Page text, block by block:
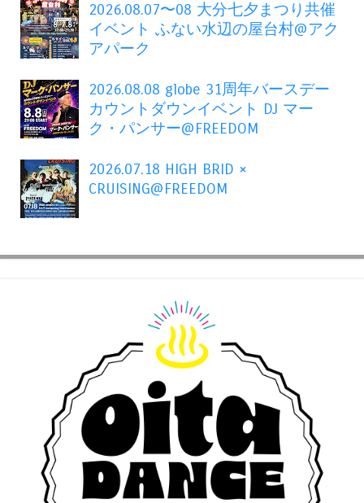
2026.08.07〜08 大分七夕まつり共催
イベント ふない水辺の屋台村@アク
アパーク
2026.08.08 globe 31周年バースデー
カウントダウンイベント DJ マー
ク・パンサー@FREEDOM
2026.07.18 HIGH BRID ×
CRUISING@FREEDOM